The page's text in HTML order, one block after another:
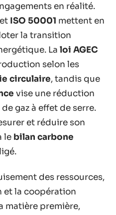
en réalité.
et ISO 50001 mettent en
la transition
La loi AGEC
selon les
circulaire, tandis que
vise une réduction
gaz à effet de serre.
et réduire son
le bilan carbone
des ressources,
et la coopération
matière première,